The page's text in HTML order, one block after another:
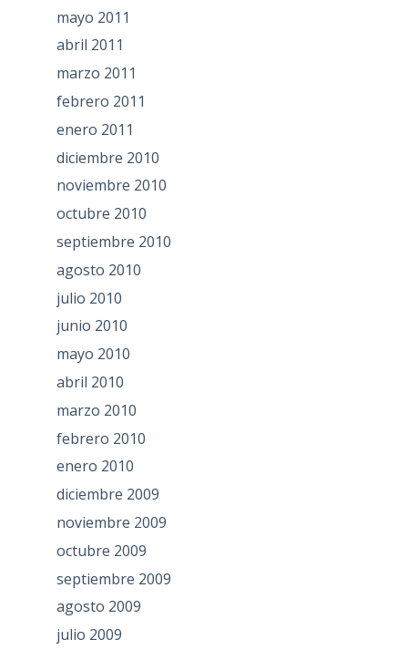
mayo 2011
abril 2011
marzo 2011
febrero 2011
enero 2011
diciembre 2010
noviembre 2010
octubre 2010
septiembre 2010
agosto 2010
julio 2010
junio 2010
mayo 2010
abril 2010
marzo 2010
febrero 2010
enero 2010
diciembre 2009
noviembre 2009
octubre 2009
septiembre 2009
agosto 2009
julio 2009